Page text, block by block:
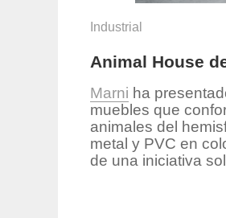
Industrial
Animal House
Marni ha
muebles que
animales del
metal y PVC en
de una iniciativa